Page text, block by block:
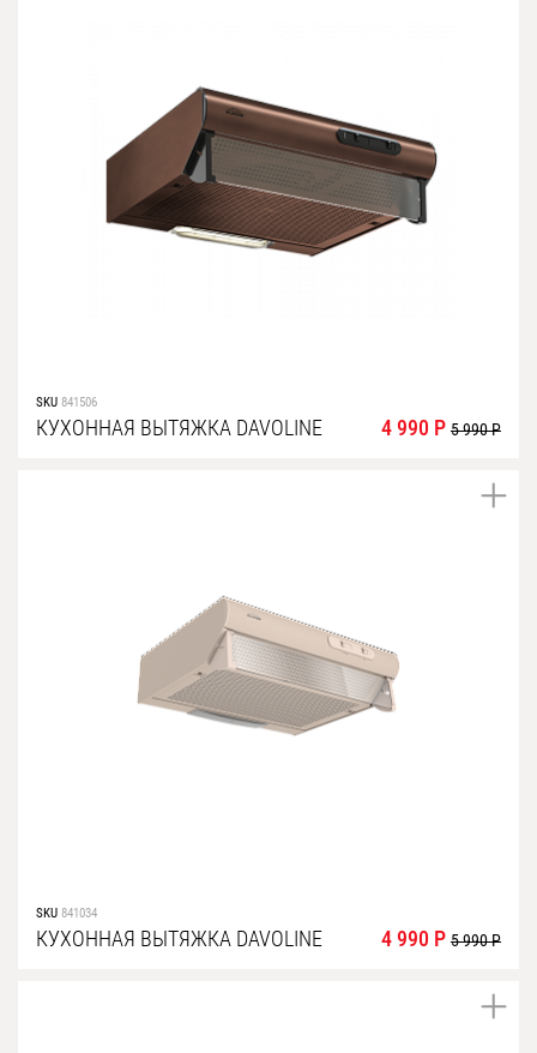
SKU 841506
КУХОННАЯ ВЫТЯЖКА DAVOLINE 4 990 Р 5 990 Р
SKU 841034
КУХОННАЯ ВЫТЯЖКА DAVOLINE 4 990 Р 5 990 Р